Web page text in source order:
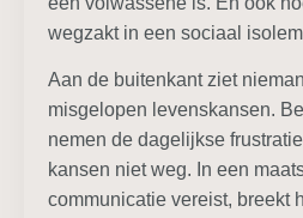
wegzakt in een sociaal
Aan de buitenkant ziet
misgelopen levenskansen.
nemen de dagelijkse
kansen niet weg. In een
communicatie vereist, breekt